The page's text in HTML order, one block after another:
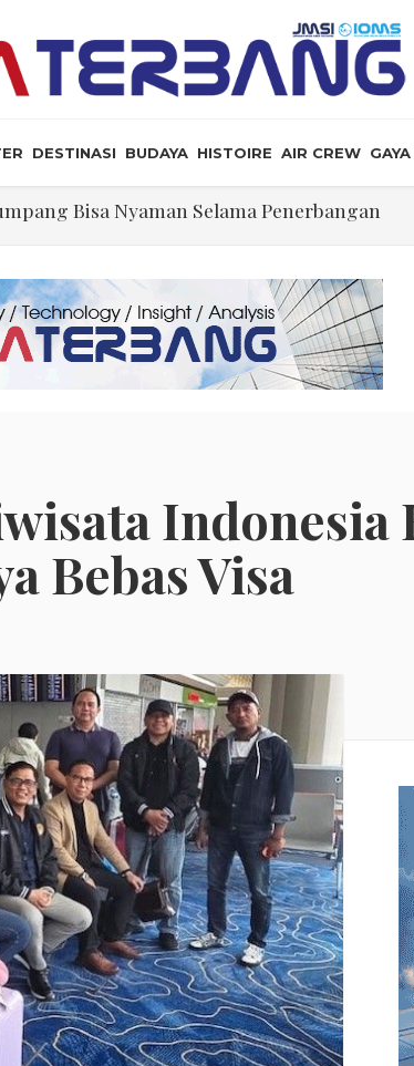
DESTINASI BUDAYA HISTOIRE AIR CREW
Bisa Nyaman Selama Penerbangan
Saat Melintas di Atas Samudera
Nyawa Jenderal Listyo Hendak Dihabisi
Indonesia
Bebas Visa